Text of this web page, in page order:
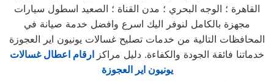
القاهرة ؛ الوجه البحري ؛ مدن القناة ؛ الصعيد اسطول سيارات
مجهزة بالكامل لنوفر اليك اسرع وافضل خدمة صيانة في
المحافظات التالية من خدمات تصليح غسالات يونيون اير العجوزة
خدماتنا فائقة الجودة والكفاءة. دليل مراكز ارقام اعطال غسالات
يونيون اير العجوزة